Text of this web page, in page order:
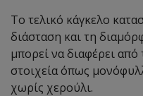
Το τελικό κάγκελο
διάσταση και τη
μπορεί να διαφέρει
στοιχεία όπως
χωρίς χερούλι.